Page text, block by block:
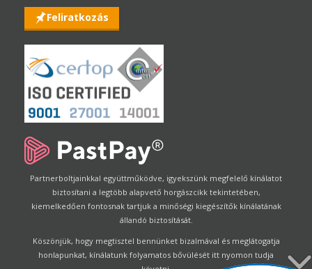
Feliratkozás
Partnerboltjainkkal együttműködve, igyekszünk megfelelő kínálatot
biztosítani a legtöbb alapvető horgászcikk tekintetében,
kiemelkedően fontosnak tartjuk a minőségi kiegészítők kínálatának
állandó biztosítását.
Köszönjük, hogy megtisztel bennünket bizalmával és meglátogatja
honlapunkat, kínálatunk folyamatos bővülését itt nyomon tudja